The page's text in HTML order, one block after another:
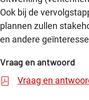
Ook bij de
plannen zullen
en andere
Vraag en antwoord
Vraag en